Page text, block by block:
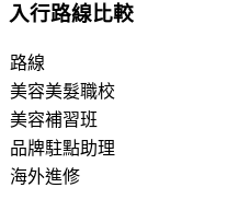
入行路線比較
路線
美容美髮職校
美容補習班
品牌駐點助理
海外進修